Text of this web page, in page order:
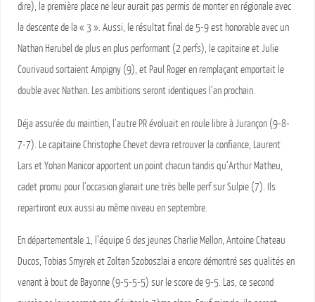
dire), la première place ne leur aurait pas permis de monter en régionale avec
la descente de la « 3 ». Aussi, le résultat final de 5-9 est honorable avec un
Nathan Herubel de plus en plus performant (2 perfs), le capitaine et Julie
Courivaud sortaient Ampigny (9), et Paul Roger en remplaçant emportait le
double avec Nathan. Les ambitions seront identiques l’an prochain.
Déja assurée du maintien, l’autre PR évoluait en roule libre à Jurançon (9-8-
7-7). Le capitaine Christophe Chevet devra retrouver la confiance, Laurent
Lars et Yohan Manicor apportent un point chacun tandis qu’Arthur Matheu,
cadet promu pour l’occasion glanait une très belle perf sur Sulpie (7). Ils
repartiront eux aussi au même niveau en septembre.
En départementale 1, l’équipe 6 des jeunes Charlie Mellon, Antoine Chateau
Ducos, Tobias Smyrek et Zoltan Szoboszlai a encore démontré ses qualités en
venant à bout de Bayonne (9-5-5-5) sur le score de 9-5. Las, ce second